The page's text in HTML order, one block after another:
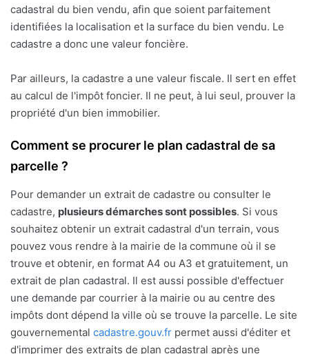
cadastral du bien vendu, afin que soient parfaitement
identifiées la localisation et la surface du bien vendu. Le
cadastre a donc une valeur foncière.
Par ailleurs, la cadastre a une valeur fiscale. Il sert en effet
au calcul de l'impôt foncier. Il ne peut, à lui seul, prouver la
propriété d'un bien immobilier.
Comment se procurer le plan cadastral de sa
parcelle ?
Pour demander un extrait de cadastre ou consulter le
cadastre, plusieurs démarches sont possibles. Si vous
souhaitez obtenir un extrait cadastral d'un terrain, vous
pouvez vous rendre à la mairie de la commune où il se
trouve et obtenir, en format A4 ou A3 et gratuitement, un
extrait de plan cadastral. Il est aussi possible d'effectuer
une demande par courrier à la mairie ou au centre des
impôts dont dépend la ville où se trouve la parcelle. Le site
gouvernemental cadastre.gouv.fr permet aussi d'éditer et
d'imprimer des extraits de plan cadastral après une